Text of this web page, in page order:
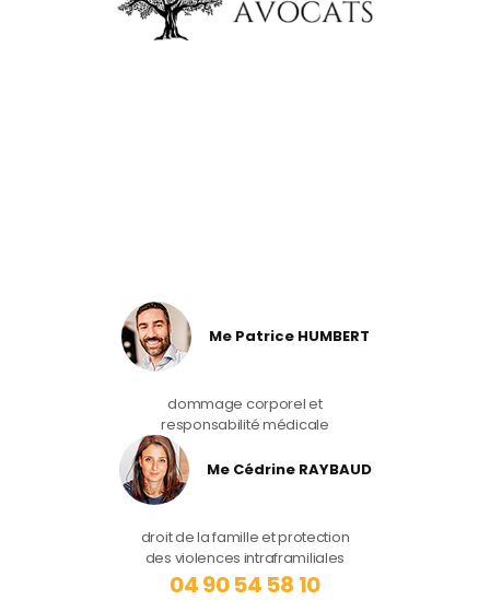
Me Patrice HUMBERT
dommage corporel et
responsabilité médicale
Me Cédrine RAYBAUD
droit de la famille et protection
des violences intraframiliales
04 90 54 58 10